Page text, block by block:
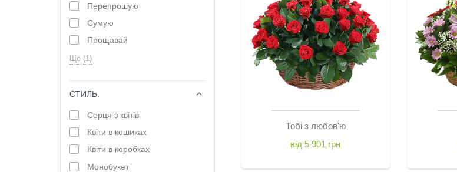
Перепрошую
Сумую
Прощавай
Ще (1)
СТИЛЬ:
Серця з квітів
Квіти в кошиках
Квіти в коробках
Монобукет
Тобі з любов'ю
від 5 901 грн